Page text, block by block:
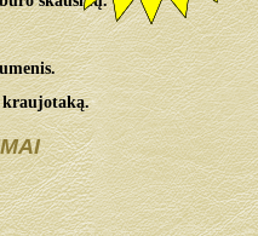
kraujotaką.